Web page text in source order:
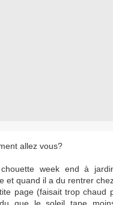
allez vous?
week end à
et quand il a du rentrer
page (faisait trop chaud